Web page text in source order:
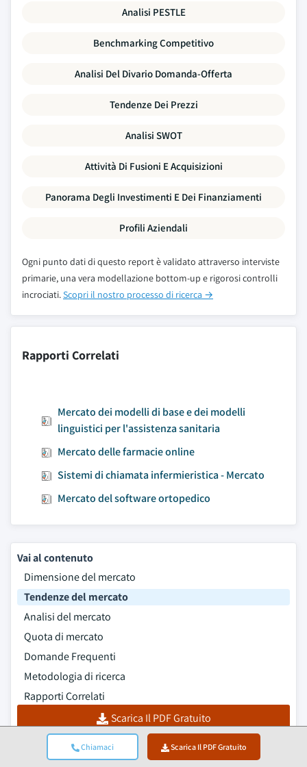
Chiamaci Scarica Il PDF Gratuito
Analisi PESTLE
Benchmarking Competitivo
Analisi Del Divario Domanda-Offerta
Tendenze Dei Prezzi
Analisi SWOT
Attività Di Fusioni E Acquisizioni
Panorama Degli Investimenti E Dei Finanziamenti
Profili Aziendali
Ogni punto dati di questo report è validato attraverso interviste
primarie, una vera modellazione bottom-up e rigorosi controlli
incrociati.Scopri il nostro processo di ricerca →
Rapporti Correlati
Mercato dei modelli di base e dei modelli
linguistici per l'assistenza sanitaria
Mercato delle farmacie online
Sistemi di chiamata infermieristica - Mercato
Mercato del software ortopedico
Vai al contenuto
Dimensione del mercato
Tendenze del mercato
Analisi del mercato
Quota di mercato
Domande Frequenti
Metodologia di ricerca
Rapporti Correlati
Scarica Il PDF Gratuito